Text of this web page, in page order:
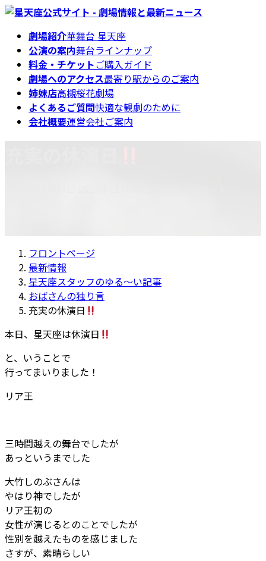
コ
プ
ナ
動
劇場紹介華舞台 星天座
公演の案内舞台ラインナップ
料金・チケットご購入ガイド
劇場へのアクセス最寄り駅からのご案内
姉妹店高槻桜花劇場
よくあるご質問快適な観劇のために
会社概要運営会社ご案内
時
フロントページ
最新情報
星天座スタッフのゆる～い記事
おばさんの独り言
充実の休演日
本日、星天座は休演日
と、いうことで
行ってまいりました！
リア王
三時間越えの舞台でしたが
あっというまでした
大竹しのぶさんは
やはり神でしたが
リア王初の
女性が演じるとのことでしたが
性別を越えたものを感じました
さすが、素晴らしい